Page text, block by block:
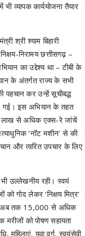
व्यापक कार्ययोजना तैयार
श्री श्याम बिहारी
निरामय छत्तीसगढ़ –
का उद्देश्य था – टीबी के
के अंतर्गत राज्य के सभी
पहचान कर उन्हें सूचीबद्ध
इस अभियान के तहत
लाख से अधिक एक्स-रे जांचें
‘नॉट मशीन’ से की
और त्वरित उपचार के लिए
उल्लेखनीय रही। स्वयं
को गोद लेकर ‘निक्षय मित्र’
अब तक 15,000 से अधिक
को पोषण सहायता
महिलाएं, युवा वर्ग, स्वयंसेवी